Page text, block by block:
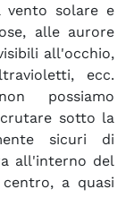
vento solare e
alle aurore
all'occhio,
ecc.
possiamo
sotto la
sicuri di
all'interno del
a quasi